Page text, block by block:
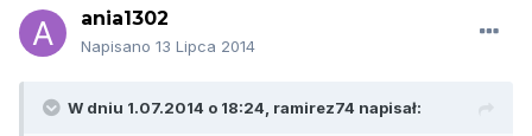
ania1302
Napisano 13 Lipca 2014
W dniu 1.07.2014 o 18:24, ramirez74 napisał: